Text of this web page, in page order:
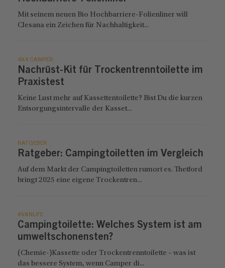
Mit seinem neuen Bio Hochbarriere-Folienliner will
Clesana ein Zeichen für Nachhaltigkeit...
4X4 CAMPER
Nachrüst-Kit für Trockentrenntoilette im
Praxistest
Keine Lust mehr auf Kassettentoilette? Bist Du die kurzen
Entsorgungsintervalle der Kasset...
RATGEBER
Ratgeber: Campingtoiletten im Vergleich
Auf dem Markt der Campingtoiletten rumort es. Thetford
bringt 2025 eine eigene Trockentren...
#VANLIFE
Campingtoilette: Welches System ist am
umweltschonensten?
(Chemie-)Kassette oder Trockentrenntoilette – was ist
das bessere System, wenn Camper di...